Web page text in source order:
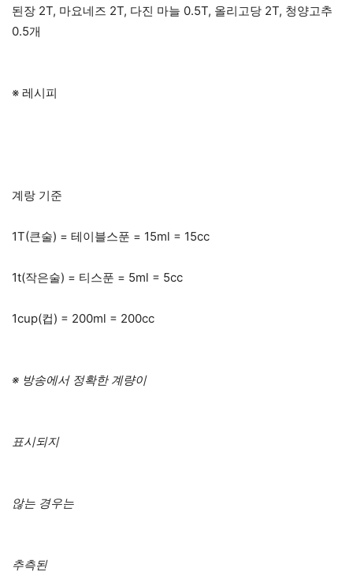
된장 2T, 마요네즈 2T, 다진 마늘 0.5T, 올리고당 2T, 청양고추
0.5개
※ 레시피
계랑 기준
1T(큰술) = 테이블스푼 = 15ml = 15cc
1t(작은술) = 티스푼 = 5ml = 5cc
1cup(컵) = 200ml = 200cc
※ 방송에서 정확한 계량이
표시되지
않는 경우는
추측된